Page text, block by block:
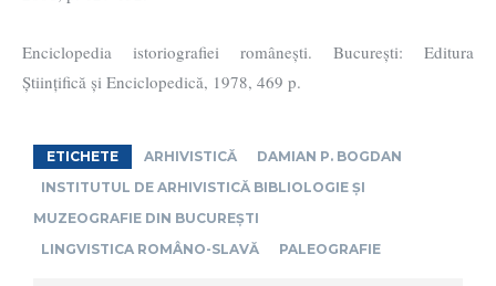
Enciclopedia istoriografiei românești. București: Editura
Științifică și Enciclopedică, 1978, 469 p.
ETICHETE ARHIVISTICĂ
DAMIAN P. BOGDAN
INSTITUTUL DE ARHIVISTICĂ BIBLIOLOGIE ȘI
MUZEOGRAFIE DIN BUCUREȘTI
LINGVISTICA ROMÂNO-SLAVĂ
PALEOGRAFIE